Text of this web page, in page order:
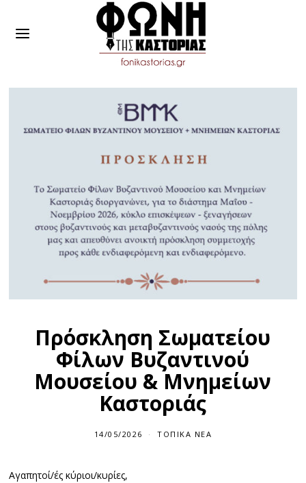
Πρόσκληση Σωματείου
Φίλων Βυζαντινού
Μουσείου & Μνημείων
Καστοριάς
14/05/2026 ΤΟΠΙΚΆ ΝΈΑ
Αγαπητοί/ές κύριοι/κυρίες,